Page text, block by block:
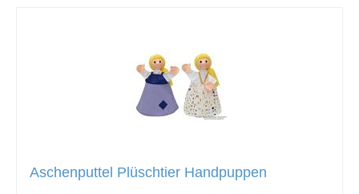
Aschenputtel Plüschtier Handpuppen